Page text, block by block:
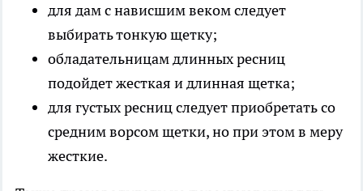
для дам с нависшим веком следует
выбирать тонкую щетку;
обладательницам длинных ресниц
подойдет жесткая и длинная щетка;
для густых ресниц следует приобретать со
средним ворсом щетки, но при этом в меру
жесткие.